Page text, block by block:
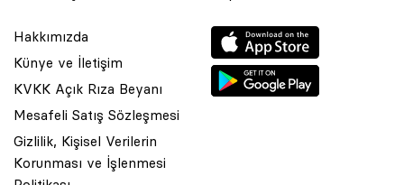
Hakkımızda
Künye ve İletişim
KVKK Açık Rıza Beyanı
Mesafeli Satış Sözleşmesi
Gizlilik, Kişisel Verilerin
Korunması ve İşlenmesi
© 2001 Rota Yayın Yapım Tanıtım Tic. Ltd. Şti. Bu Sitede Bulunan